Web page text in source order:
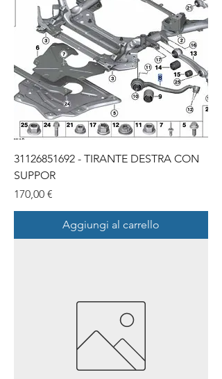
31126851692 - TIRANTE DESTRA CON
SUPPOR
Prezzo
170,00 €
Aggiungi al carrello